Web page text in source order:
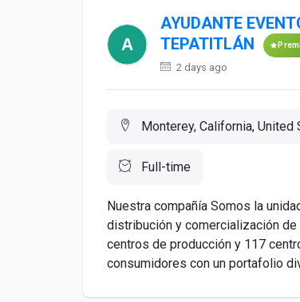
AYUDANTE
TEPATITLÁN
2 days ago
Monterey, California, United
Full-time
Nuestra compañía Somos la
distribución y comercialización de
centros de producción y 117
consumidores con un portafolio